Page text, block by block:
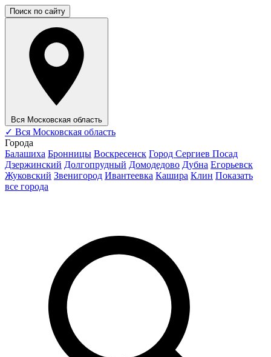
Поиск по сайту
Вся Московская область
✓ Вся Московская область
Города
Балашиха Бронницы Воскресенск Город Сергиев Посад
Дзержинский Долгопрудный Домодедово Дубна Егорьевск
Жуковский Звенигород Ивантеевка Кашира Клин Показать
все города